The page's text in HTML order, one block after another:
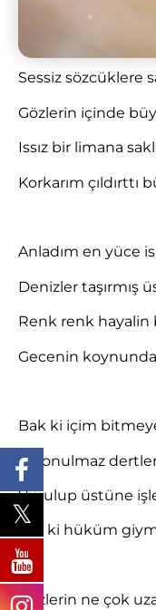
Sessiz sözcüklere
Gözlerin içinde
Issız bir limana
Korkarım
Anladım en yüce
Denizler taşırmış
Renk renk
Gecenin
Bak ki içim
En onulmaz
Vurulup üstüne
Gör ki hüküm
Gözlerin ne çok